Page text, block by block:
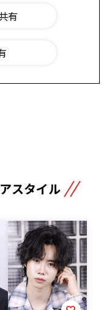
有
スタイル